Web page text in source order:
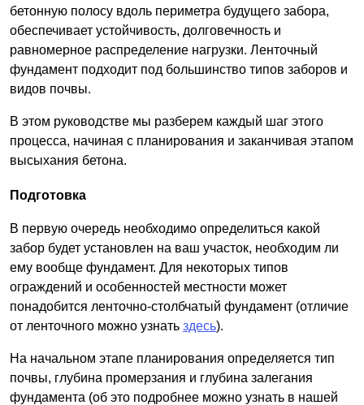
бетонную полосу вдоль периметра будущего забора,
обеспечивает устойчивость, долговечность и
равномерное распределение нагрузки. Ленточный
фундамент подходит под большинство типов заборов и
видов почвы.
В этом руководстве мы разберем каждый шаг этого
процесса, начиная с планирования и заканчивая этапом
высыхания бетона.
Подготовка
В первую очередь необходимо определиться какой
забор будет установлен на ваш участок, необходим ли
ему вообще фундамент. Для некоторых типов
ограждений и особенностей местности может
понадобится ленточно-столбчатый фундамент (отличие
от ленточного можно узнать здесь).
На начальном этапе планирования определяется тип
почвы, глубина промерзания и глубина залегания
фундамента (об это подробнее можно узнать в нашей